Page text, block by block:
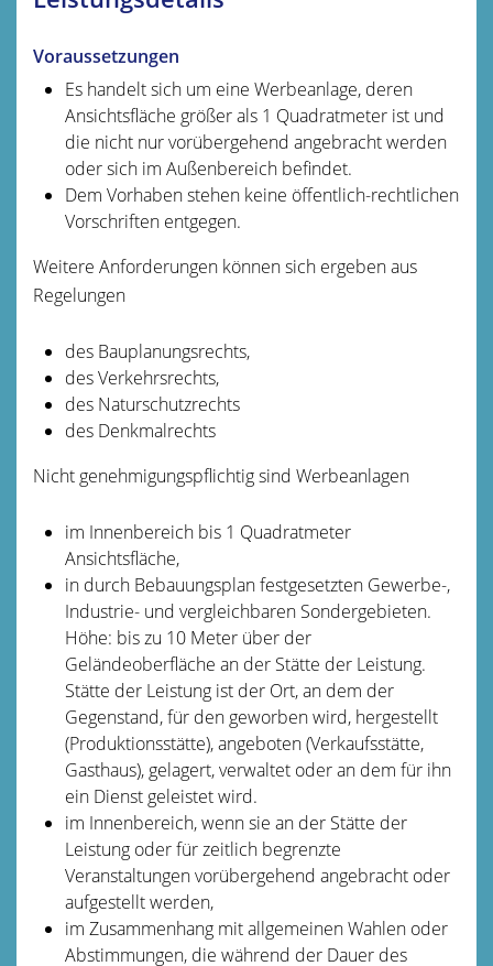
Voraussetzungen
Es handelt sich um eine Werbeanlage, deren
Ansichtsfläche größer als 1 Quadratmeter ist und
die nicht nur vorübergehend angebracht werden
oder sich im Außenbereich befindet.
Dem Vorhaben stehen keine öffentlich-rechtlichen
Vorschriften entgegen.
Weitere Anforderungen können sich ergeben aus
Regelungen
des Bauplanungsrechts,
des Verkehrsrechts,
des Naturschutzrechts
des Denkmalrechts
Nicht genehmigungspflichtig sind Werbeanlagen
im Innenbereich bis 1 Quadratmeter
Ansichtsfläche,
in durch Bebauungsplan festgesetzten Gewerbe-,
Industrie- und vergleichbaren Sondergebieten.
Höhe: bis zu 10 Meter über der
Geländeoberfläche an der Stätte der Leistung.
Stätte der Leistung ist der Ort, an dem der
Gegenstand, für den geworben wird, hergestellt
(Produktionsstätte), angeboten (Verkaufsstätte,
Gasthaus), gelagert, verwaltet oder an dem für ihn
ein Dienst geleistet wird.
im Innenbereich, wenn sie an der Stätte der
Leistung oder für zeitlich begrenzte
Veranstaltungen vorübergehend angebracht oder
aufgestellt werden,
im Zusammenhang mit allgemeinen Wahlen oder
Abstimmungen, die während der Dauer des